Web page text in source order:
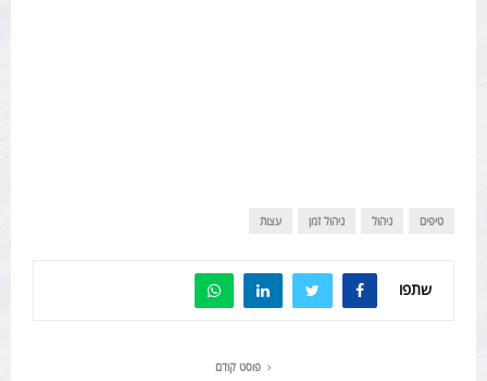
טיפים ניהול ניהול זמן עצות
שתפו
פוסט קודם